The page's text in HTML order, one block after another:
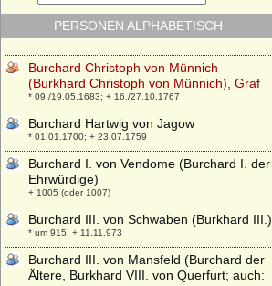
PERSONEN ALPHABETISCH
Bruno zu Ysenburg und Büdingen in
Büdingen, Fürst
* 14.06.1837; + 26.01.1906
Burchard Christoph von Münnich
(Burkhard Christoph von Münnich), Graf
* 09./19.05.1683; + 16./27.10.1767
Burchard Hartwig von Jagow
* 01.01.1700; + 23.07.1759
Burchard I. von Vendome (Burchard I. der
Ehrwürdige)
+ 1005 (oder 1007)
Burchard III. von Schwaben (Burkhard III.)
* um 915; + 11.11.973
Burchard III. von Mansfeld (Burchard der
Ältere, Burkhard VIII. von Querfurt; auch: